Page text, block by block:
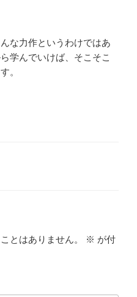
な力作というわけではあ
学んでいけば、そこそこ
。
とはありません。 ※ が付